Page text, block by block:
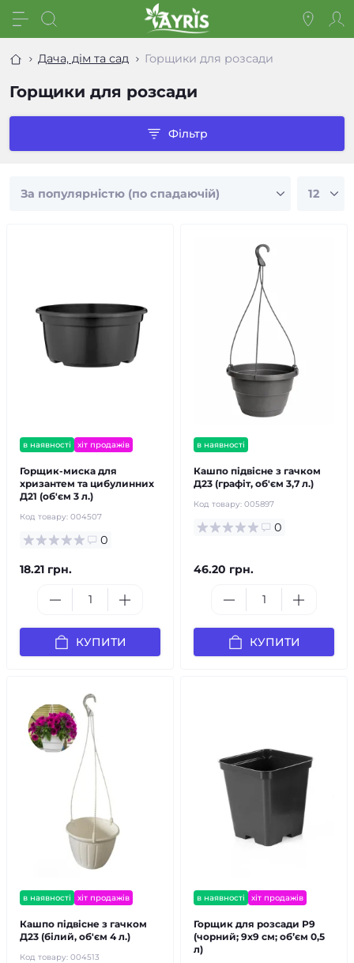
Дача, дім та сад Горщики для розсади
Горщики для розсади
Фільтр
в наявності хіт продажів
Горщик-миска для
хризантем та цибулинних
Д21 (об'єм 3 л.)
Код товару: 004507
0
18.21 грн.
КУПИТИ
в наявності
Кашпо підвісне з гачком
Д23 (графіт, об'єм 3,7 л.)
Код товару: 005897
0
46.20 грн.
КУПИТИ
в наявності хіт продажів
Кашпо підвісне з гачком
Д23 (білий, об'єм 4 л.)
Код товару: 004513
в наявності хіт продажів
Горщик для розсади Р9
(чорний; 9х9 см; обʼєм 0,5
л)